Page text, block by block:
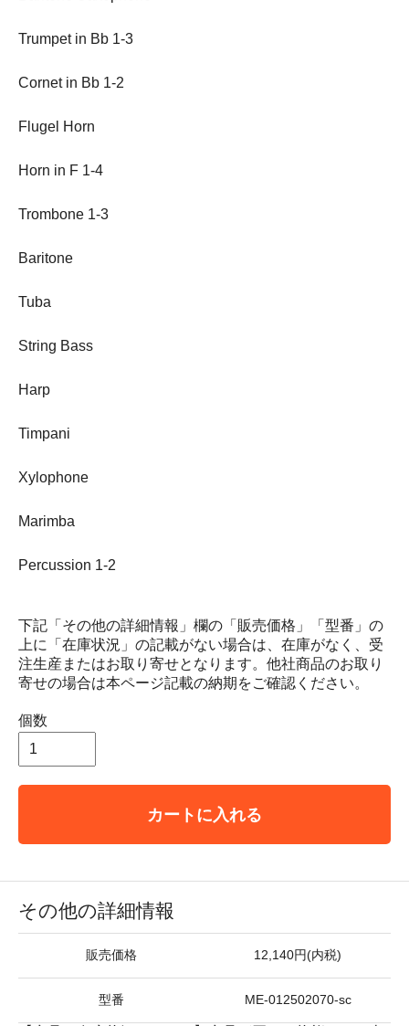
Trumpet in Bb 1-3
Cornet in Bb 1-2
Flugel Horn
Horn in F 1-4
Trombone 1-3
Baritone
Tuba
String Bass
Harp
Timpani
Xylophone
Marimba
Percussion 1-2
下記「その他の詳細情報」欄の「販売価格」「型番」の
上に「在庫状況」の記載がない場合は、在庫がなく、受
注生産またはお取り寄せとなります。他社商品のお取り
寄せの場合は本ページ記載の納期をご確認ください。
個数
カートに入れる
その他の詳細情報
販売価格 12,140円(内税)
型番 ME-012502070-sc